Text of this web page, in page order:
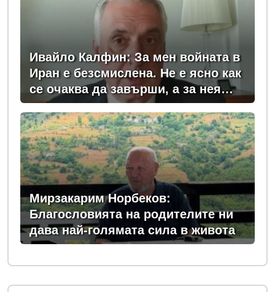
Ивайло Калфин: За мен войната в
Иран е безсмислена. Не е ясно как
се очаква да завърши, а за нея
плащаме всички - и в България, и
в Европа
Мирзакарим Норбеков:
Благословията на родителите ни
дава най-голямата сила в живота